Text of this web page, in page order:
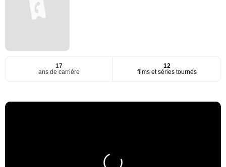
17
ans de carrière
12
films et séries tournés